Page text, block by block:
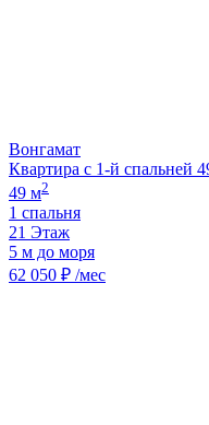
Вонгамат
Квартира с 1-й спальней
49 м2
1 спальня
21 Этаж
5 м до моря
62 050 ₽ /мес